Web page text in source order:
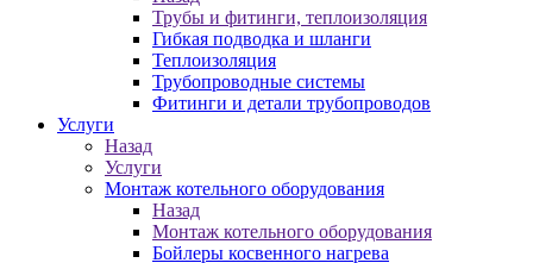
Трубы и фитинги, теплоизоляция
Гибкая подводка и шланги
Теплоизоляция
Трубопроводные системы
Фитинги и детали трубопроводов
Услуги
Назад
Услуги
Монтаж котельного оборудования
Назад
Монтаж котельного оборудования
Бойлеры косвенного нагрева